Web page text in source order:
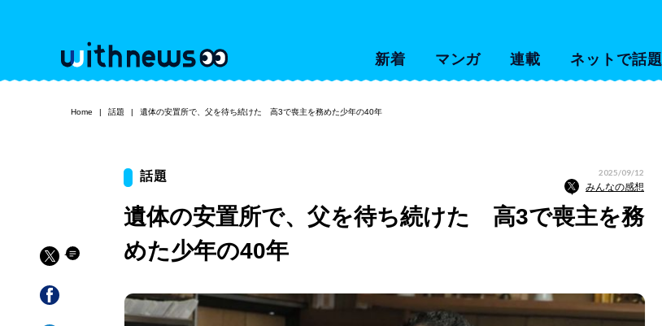
新着 マンガ 連載 ネットで話題
Home 話題 遺体の安置所で、父を待ち続けた 高3で喪主を務めた少年の40年
話題 2025/09/12
みんなの感想
遺体の安置所で、父を待ち続けた 高3で喪主を務
めた少年の40年